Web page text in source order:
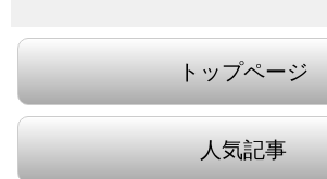
トップページ
人気記事